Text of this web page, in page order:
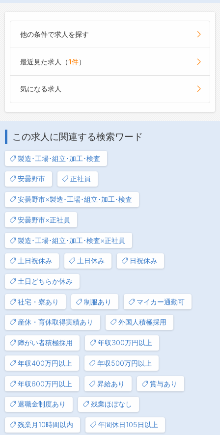
他の条件で求人を探す
最近見た求人（1件）
気になる求人
この求人に関連する検索ワード
製造･工場･組立･加工･検査
安曇野市 正社員
安曇野市×製造･工場･組立･加工･検査
安曇野市×正社員
製造･工場･組立･加工･検査×正社員
土日祝休み 土日休み 日祝休み
土日どちらか休み
社宅・寮あり 制服あり マイカー通勤可
産休・育休取得実績あり 外国人積極採用
障がい者積極採用 年収300万円以上
年収400万円以上 年収500万円以上
年収600万円以上 昇給あり 賞与あり
退職金制度あり 残業ほぼなし
残業月10時間以内 年間休日105日以上